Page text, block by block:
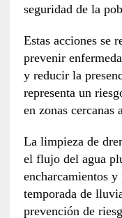
seguridad de la
Estas acciones se
prevenir
y reducir la
representa un
en zonas cercanas
La limpieza de
el flujo del agua
encharcamientos
temporada de
prevención de